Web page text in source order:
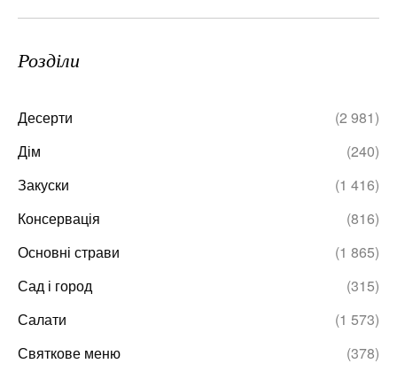
Розділи
Десерти
(2 981)
Дім
(240)
Закуски
(1 416)
Консервація
(816)
Основні страви
(1 865)
Сад і город
(315)
Салати
(1 573)
Святкове меню
(378)